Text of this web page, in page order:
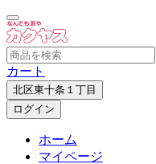
カート
北区東十条１丁目
ログイン
ホーム
マイページ